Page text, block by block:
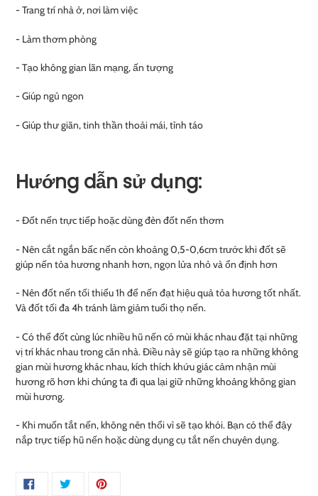
- Trang trí nhà ở, nơi làm việc
- Làm thơm phòng
- Tạo không gian lãn mạng, ấn tượng
- Giúp ngủ ngon
- Giúp thư giãn, tinh thần thoải mái, tỉnh táo
Hướng dẫn sử dụng:
- Đốt nến trực tiếp hoặc dùng đèn đốt nến thơm
- Nên cắt ngắn bấc nến còn khoảng 0,5-0,6cm trước khi đốt sẽ
giúp nến tỏa hương nhanh hơn, ngọn lửa nhỏ và ổn định hơn
- Nên đốt nến tối thiểu 1h để nến đạt hiệu quả tỏa hương tốt nhất.
Và đốt tối đa 4h tránh làm giảm tuổi thọ nến.
- Có thể đốt cùng lúc nhiều hũ nến có mùi khác nhau đặt tại những
vị trí khác nhau trong căn nhà. Điều này sẽ giúp tạo ra những không
gian mùi hương khác nhau, kích thích khứu giác cảm nhận mùi
hương rõ hơn khi chúng ta đi qua lại giữ những khoảng không gian
mùi hương.
- Khi muốn tắt nến, không nên thổi vì sẽ tạo khói. Bạn có thể đậy
nắp trực tiếp hũ nến hoặc dùng dụng cụ tắt nến chuyên dụng.